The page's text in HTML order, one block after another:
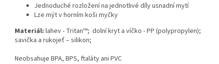
Jednoduché rozložení na jednotlivé díly usnadní mytí
Lze mýt v horním koši myčky
Materiál: lahev - Tritan™; dolní kryt a víčko - PP (polypropylen);
savička a rukojeť – silikon;
Neobsahuje BPA, BPS, ftaláty ani PVC